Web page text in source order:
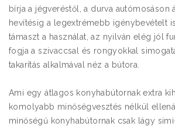
bírja a jégveréstől, a durva
hevítésig a legextrémebb igénybevételt
támaszt a használat, az nyilván elég jól
fogja a szivaccsal és rongyokkal
takarítás alkalmával néz a bútora.
Ami egy átlagos konyhabútornak extra
komolyabb minőségvesztés nélkül
minőségű konyhabútornak csak lágy